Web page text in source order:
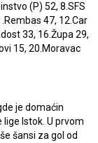
(P) 52, 8.SFS
47, 12.Car
33, 16.Župa 29,
15, 20.Moravac
je domaćin
Istok. U prvom
šansi za gol od